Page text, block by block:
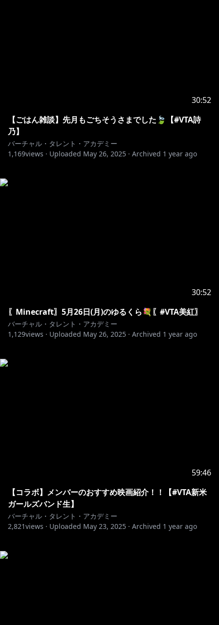
30:52
【ごはん雑談】先月もごちそうさまでした🍃【#VTA詩
乃】
バーチャル・タレント・アカデミー
1,169views · Uploaded May 26, 2025 · Archived 1 year ago
30:52
〖Minecraft〗5月26日(月)のゆるくら💐〖#VTA美紅〗
バーチャル・タレント・アカデミー
1,129views · Uploaded May 26, 2025 · Archived 1 year ago
59:46
【コラボ】メンバーのおすすめ映画紹介！！【#VTA新米
ガールズバンド生】
バーチャル・タレント・アカデミー
2,821views · Uploaded May 23, 2025 · Archived 1 year ago